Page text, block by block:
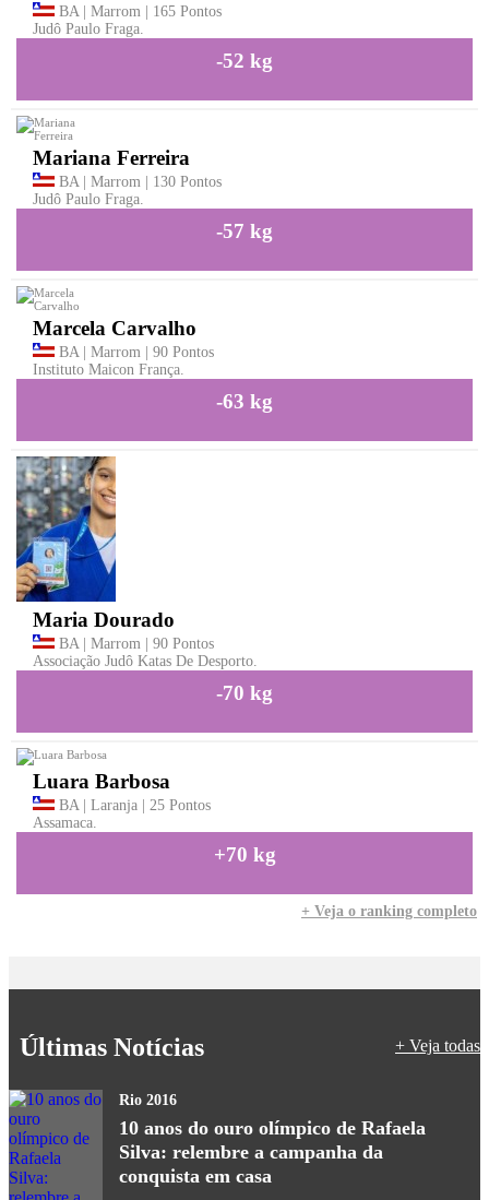
BA | Marrom | 165 Pontos
Judô Paulo Fraga.
-52 kg
Mariana Ferreira
BA | Marrom | 130 Pontos
Judô Paulo Fraga.
-57 kg
Marcela Carvalho
BA | Marrom | 90 Pontos
Instituto Maicon França.
-63 kg
Maria Dourado
BA | Marrom | 90 Pontos
Associação Judô Katas De Desporto.
-70 kg
Luara Barbosa
BA | Laranja | 25 Pontos
Assamaca.
+70 kg
+ Veja o ranking completo
Últimas Notícias + Veja todas
Rio 2016
10 anos do ouro olímpico de Rafaela
Silva: relembre a campanha da
conquista em casa